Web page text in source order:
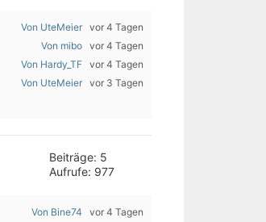
Von UteMeier vor 4 Tagen
Von mibo vor 4 Tagen
Von Hardy_TF vor 4 Tagen
Von UteMeier vor 3 Tagen
Beiträge: 5
Aufrufe: 977
Von Bine74 vor 4 Tagen